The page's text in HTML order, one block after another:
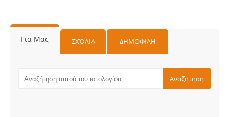
Για Μας ΣΧΌΛΙΑ ΔΗΜΟΦΙΛΗ